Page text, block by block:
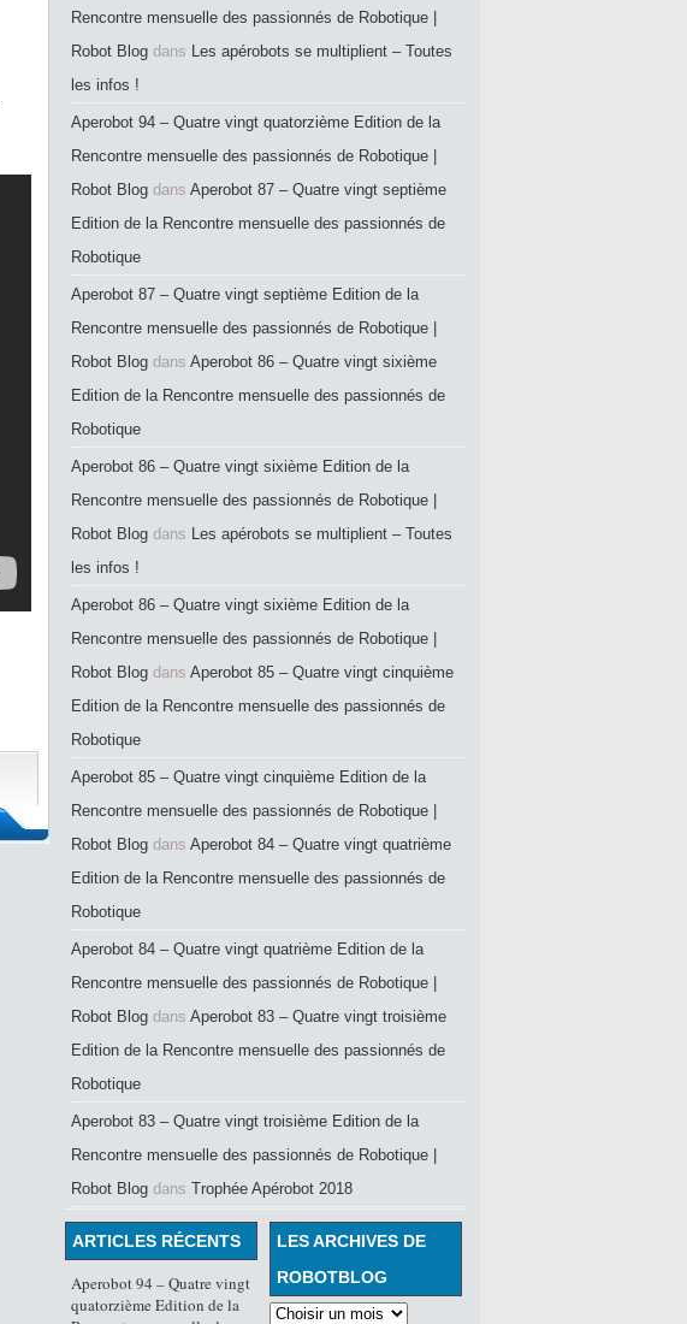
Rencontre mensuelle des passionnés de Robotique |
Robot Blog dans Les apérobots se multiplient – Toutes
les infos !
Aperobot 94 – Quatre vingt quatorzième Edition de la
Rencontre mensuelle des passionnés de Robotique |
Robot Blog dans Aperobot 87 – Quatre vingt septième
Edition de la Rencontre mensuelle des passionnés de
Robotique
Aperobot 87 – Quatre vingt septième Edition de la
Rencontre mensuelle des passionnés de Robotique |
Robot Blog dans Aperobot 86 – Quatre vingt sixième
Edition de la Rencontre mensuelle des passionnés de
Robotique
Aperobot 86 – Quatre vingt sixième Edition de la
Rencontre mensuelle des passionnés de Robotique |
Robot Blog dans Les apérobots se multiplient – Toutes
les infos !
Aperobot 86 – Quatre vingt sixième Edition de la
Rencontre mensuelle des passionnés de Robotique |
Robot Blog dans Aperobot 85 – Quatre vingt cinquième
Edition de la Rencontre mensuelle des passionnés de
Robotique
Aperobot 85 – Quatre vingt cinquième Edition de la
Rencontre mensuelle des passionnés de Robotique |
Robot Blog dans Aperobot 84 – Quatre vingt quatrième
Edition de la Rencontre mensuelle des passionnés de
Robotique
Aperobot 84 – Quatre vingt quatrième Edition de la
Rencontre mensuelle des passionnés de Robotique |
Robot Blog dans Aperobot 83 – Quatre vingt troisième
Edition de la Rencontre mensuelle des passionnés de
Robotique
Aperobot 83 – Quatre vingt troisième Edition de la
Rencontre mensuelle des passionnés de Robotique |
Robot Blog dans Trophée Apérobot 2018
LES ARCHIVES DE
ROBOTBLOG
ARTICLES RÉCENTS
Aperobot 94 – Quatre vingt
quatorzième Edition de la